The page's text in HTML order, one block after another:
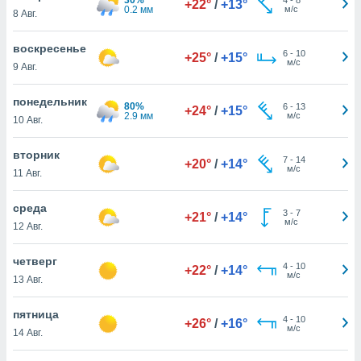
действия
рекламу
нашей
cookie
cookie
в
нашего
8 Авг.
0.2 мм
+22° / +13°
м/с
воскресенье
9 Авг.
+25° / +15° 6- 10
м/с
понедельник
10 Авг.
80%
2.9 мм
+24° / +15° 6- 13
м/с
вторник
11 Авг.
+20° / +14° 7- 14
м/с
среда
12 Авг.
+21° / +14° 3- 7
м/с
четверг
13 Авг.
+22° / +14° 4- 10
м/с
пятница
14 Авг.
+26° / +16° 4- 10
м/с